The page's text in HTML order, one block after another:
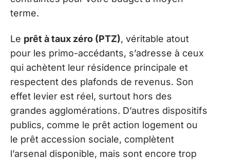
terme.
Le prêt à taux zéro (PTZ), véritable atout
pour les primo-accédants, s’adresse à ceux
qui achètent leur résidence principale et
respectent des plafonds de revenus. Son
effet levier est réel, surtout hors des
grandes agglomérations. D’autres dispositifs
publics, comme le prêt action logement ou
le prêt accession sociale, complètent
l’arsenal disponible, mais sont encore trop